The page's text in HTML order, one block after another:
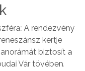
A rendezvény
kertje
biztosít a
Vár tövében.